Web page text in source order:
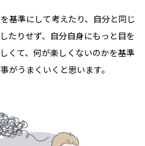
基準にして考えたり、自分と同じ
たりせず、自分自身にもっと目を
くて、何が楽しくないのかを基準
がうまくいくと思います。